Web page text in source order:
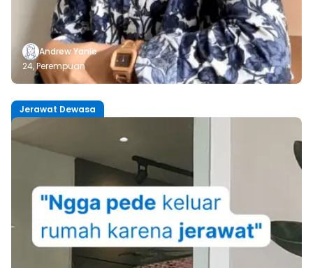
Andrew Yanie
24,Perempuan
Jerawat Dewasa